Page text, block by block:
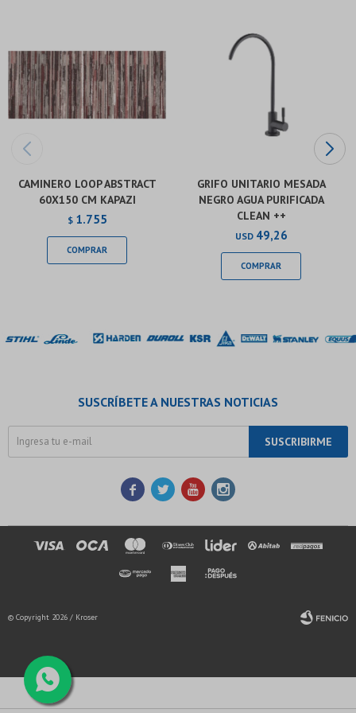
CAMINERO LOOP ABSTRACT
60X150 CM KAPAZI
$ 1.755
GRIFO UNITARIO MESADA
NEGRO AGUA PURIFICADA
CLEAN ++
USD 49,26
SUSCRÍBETE A NUESTRAS NOTICIAS
SUSCRIBIRME
   
© Copyright 2026 / Kroser